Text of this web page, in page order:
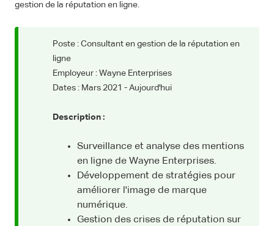
gestion de la réputation en ligne.
Poste : Consultant en gestion de la réputation en
ligne
Employeur : Wayne Enterprises
Dates : Mars 2021 - Aujourd'hui
Description :
Surveillance et analyse des mentions
en ligne de Wayne Enterprises.
Développement de stratégies pour
améliorer l'image de marque
numérique.
Gestion des crises de réputation sur